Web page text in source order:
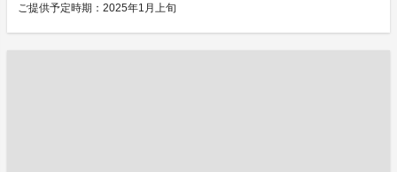
ご提供予定時期：2025年1月上旬